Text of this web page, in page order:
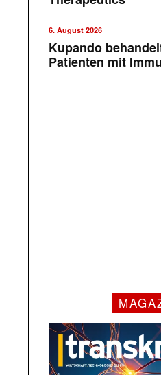
6. August 2026
Kupando
Patienten mit